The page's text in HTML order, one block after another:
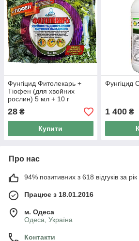
Фунгіцид Фитолекарь +
Тіофен (для хвойних
рослин) 5 мл + 10 г
28 ₴
Купити
Фунгіцид
1 400₴
Про нас
94% позитивних з 618 відгуків за рік
Працює з 18.01.2016
м. Одеса
Одеса, Україна
Контакти